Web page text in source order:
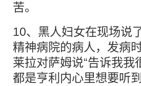
苦。
10、黑人妇女在现场说
精神病院的病人，发
莱拉对萨姆说“告诉我我
都是亨利内心里想要听